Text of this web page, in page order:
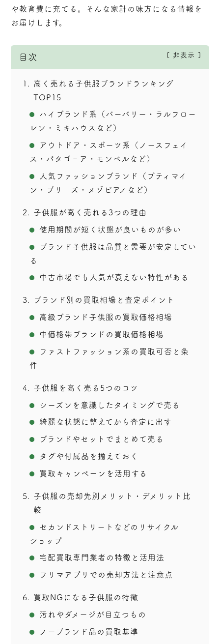
や教育費に充てる。そんな家計の味方になる情報を
お届けします。
目次 非表示
1
高く売れる子供服ブランドランキング
TOP15
ハイブランド系（バーバリー・ラルフロー
レン・ミキハウスなど）
アウトドア・スポーツ系（ノースフェイ
ス・パタゴニア・モンベルなど）
人気ファッションブランド（プティマイ
ン・ブリーズ・メゾピアノなど）
2 子供服が高く売れる3つの理由
使用期間が短く状態が良いものが多い
ブランド子供服は品質と需要が安定してい
る
中古市場でも人気が衰えない特性がある
3 ブランド別の買取相場と査定ポイント
高級ブランド子供服の買取価格相場
中価格帯ブランドの買取価格相場
ファストファッション系の買取可否と条
件
4 子供服を高く売る5つのコツ
シーズンを意識したタイミングで売る
綺麗な状態に整えてから査定に出す
ブランドやセットでまとめて売る
タグや付属品を揃えておく
買取キャンペーンを活用する
5
子供服の売却先別メリット・デメリット比
較
セカンドストリートなどのリサイクル
ショップ
宅配買取専門業者の特徴と活用法
フリマアプリでの売却方法と注意点
6 買取NGになる子供服の特徴
汚れやダメージが目立つもの
ノーブランド品の買取基準